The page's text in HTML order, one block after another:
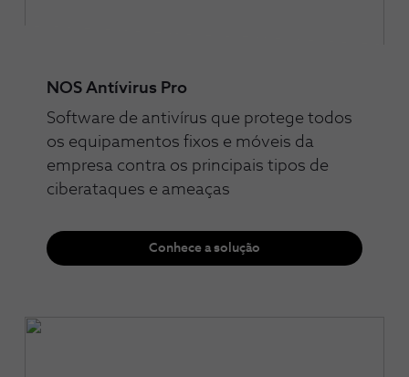
NOS Antívirus Pro
Software de antivírus que protege todos
os equipamentos fixos e móveis da
empresa contra os principais tipos de
ciberataques e ameaças
Conhece a solução